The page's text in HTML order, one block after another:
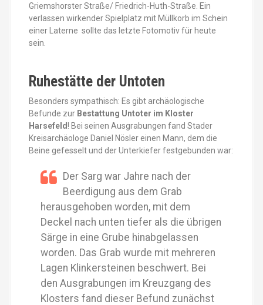
Griemshorster Straße/ Friedrich-Huth-Straße. Ein
verlassen wirkender Spielplatz mit Müllkorb im Schein
einer Laterne sollte das letzte Fotomotiv für heute
sein.
Ruhestätte der Untoten
Besonders sympathisch: Es gibt archäologische
Befunde zur Bestattung Untoter im Kloster
Harsefeld! Bei seinen Ausgrabungen fand Stader
Kreisarchäologe Daniel Nösler einen Mann, dem die
Beine gefesselt und der Unterkiefer festgebunden war:
Der Sarg war Jahre nach der
Beerdigung aus dem Grab
herausgehoben worden, mit dem
Deckel nach unten tiefer als die übrigen
Särge in eine Grube hinabgelassen
worden. Das Grab wurde mit mehreren
Lagen Klinkersteinen beschwert. Bei
den Ausgrabungen im Kreuzgang des
Klosters fand dieser Befund zunächst